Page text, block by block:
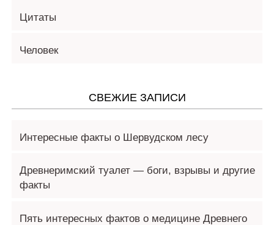
Цитаты
Человек
СВЕЖИЕ ЗАПИСИ
Интересные факты о Шервудском лесу
Древнеримский туалет — боги, взрывы и другие
факты
Пять интересных фактов о медицине Древнего